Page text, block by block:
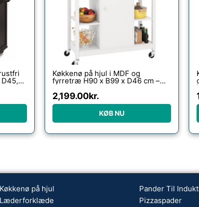
D45,5
Køkkenø på hjul i MDF og
fyrretræ H90 x B99 x D46 cm –
2,199.00kr.
KØB NU
Køkkenø på hjul
Læderforklæde
Pander Til
Pizzaspader